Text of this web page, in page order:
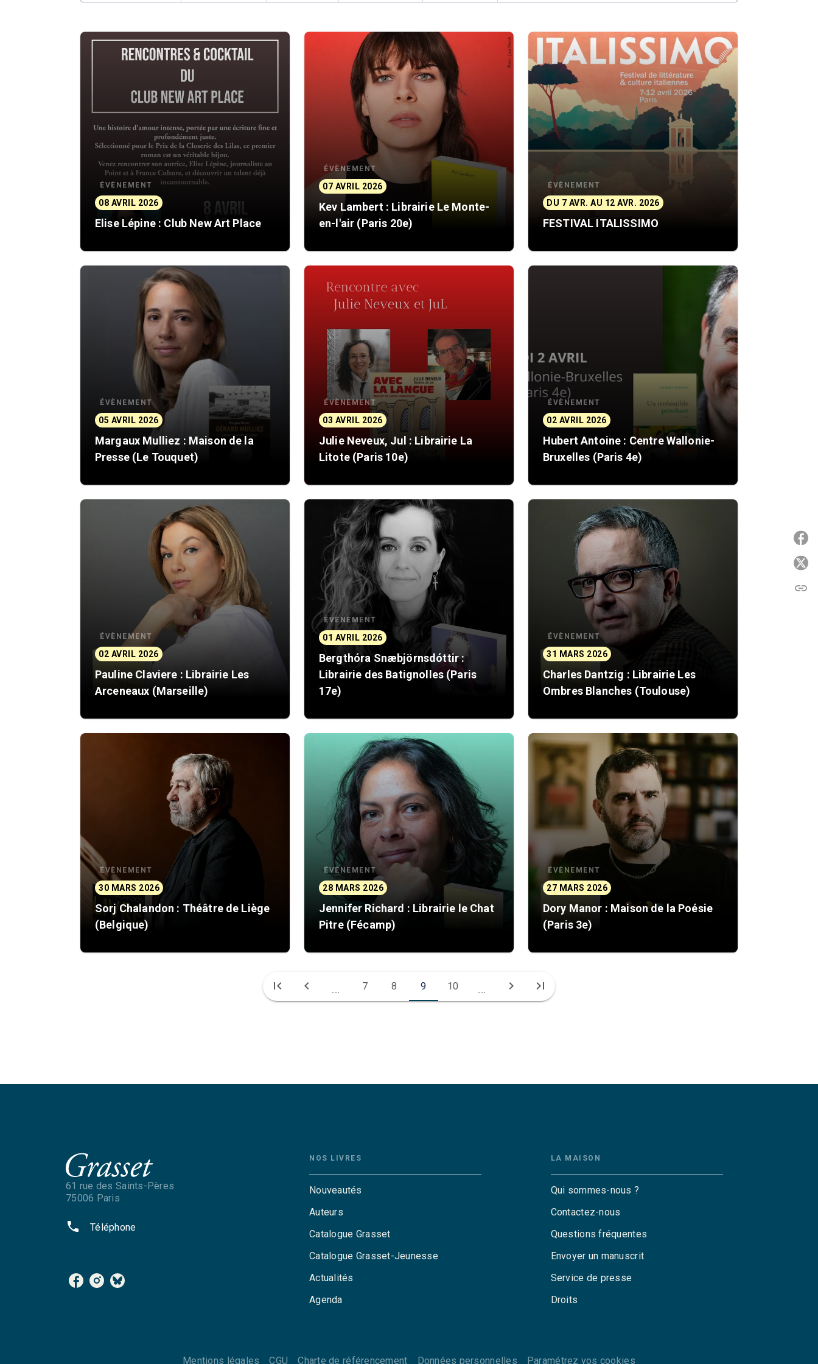
ÉVÈNEMENT
08 AVRIL 2026
Elise Lépine : Club New Art Place
ÉVÈNEMENT
07 AVRIL 2026
Kev Lambert : Librairie Le Monte-
en-l'air (Paris 20e)
ÉVÈNEMENT
DU 7 AVR. AU 12 AVR. 2026
FESTIVAL ITALISSIMO
ÉVÈNEMENT
05 AVRIL 2026
Margaux Mulliez : Maison de la
Presse (Le Touquet)
ÉVÈNEMENT
03 AVRIL 2026
Julie Neveux, Jul : Librairie La
Litote (Paris 10e)
ÉVÈNEMENT
02 AVRIL 2026
Hubert Antoine : Centre Wallonie-
Bruxelles (Paris 4e)
ÉVÈNEMENT
02 AVRIL 2026
Pauline Claviere : Librairie Les
Arceneaux (Marseille)
ÉVÈNEMENT
01 AVRIL 2026
Bergthóra Snæbjörnsdóttir :
Librairie des Batignolles (Paris
17e)
ÉVÈNEMENT
31 MARS 2026
Charles Dantzig : Librairie Les
Ombres Blanches (Toulouse)
ÉVÈNEMENT
30 MARS 2026
Sorj Chalandon : Théâtre de Liège
(Belgique)
ÉVÈNEMENT
28 MARS 2026
Jennifer Richard : Librairie le Chat
Pitre (Fécamp)
ÉVÈNEMENT
27 MARS 2026
Dory Manor : Maison de la Poésie
(Paris 3e)
first_page chevron_left ... 7 8 9 10 ... chevron_right last_page
link
61 rue des Saints-Pères
75006 Paris
phone Téléphone
NOS LIVRES
Nouveautés
Auteurs
Catalogue Grasset
Catalogue Grasset-Jeunesse
Actualités
Agenda
LA MAISON
Qui sommes-nous ?
Contactez-nous
Questions fréquentes
Envoyer un manuscrit
Service de presse
Droits
Mentions légales CGU Charte de référencement Données personnelles Paramétrez vos cookies